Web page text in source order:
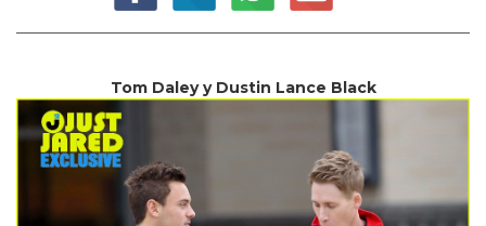
Tom Daley y Dustin Lance Black